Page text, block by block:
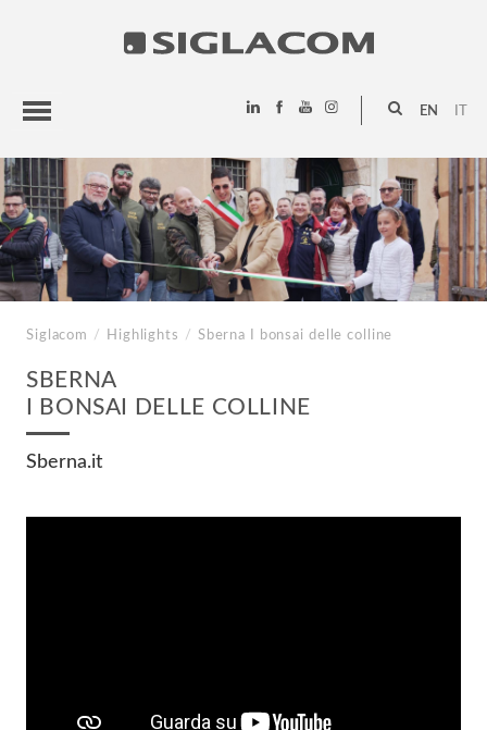
EN
HIGHLIGHTS
PROJECTS
SIGLACOM
Siglacom / Highlights / Sberna I bonsai delle colline
SBERNA
I BONSAI DELLE COLLINE
Sberna.it